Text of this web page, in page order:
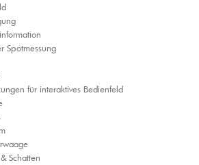
Spotmessung
für interaktives Bedienfeld
Schatten